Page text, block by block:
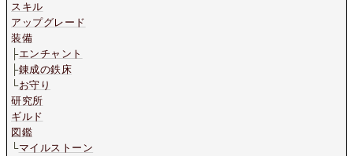
スキル
アップグレード
装備
├エンチャント
├錬成の鉄床
└お守り
研究所
ギルド
図鑑
└マイルストーン